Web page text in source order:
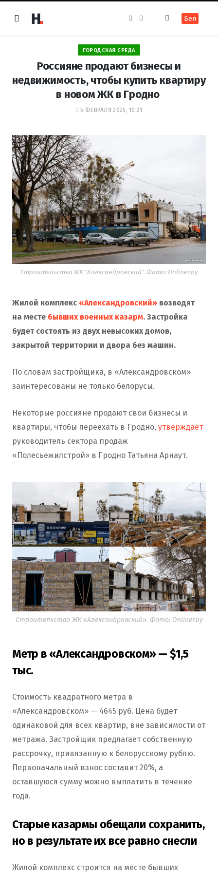
e
b
o
o
k
t
a
m
Бел
ГОРОДСКАЯ СРЕДА
Россияне продают бизнесы и
недвижимость, чтобы купить квартиру
в новом ЖК в Гродно
5 ФЕВРАЛЯ 2025, 10:21
Строительство ЖК "Александровский". Фото: Onliner.by
Жилой комплекс «Александровский» возводят
на месте бывших военных казарм. Застройка
будет состоять из двух невысоких домов,
закрытой территории и двора без машин.
По словам застройщика, в «Александровском»
заинтересованы не только белорусы.
Некоторые россияне продают свои бизнесы и
квартиры, чтобы переехать в Гродно, утверждает
руководитель сектора продаж
«Полесьежилстрой» в Гродно Татьяна Арнаут.
Строительство ЖК «Александровский». Фото: Onliner.by
Метр в «Александровском» — $1,5
тыс.
Стоимость квадратного метра в
«Александровском» — 4645 руб. Цена будет
одинаковой для всех квартир, вне зависимости от
метража. Застройщик предлагает собственную
рассрочку, привязанную к белорусскому рублю.
Первоначальный взнос составит 20%, а
оставшуюся сумму можно выплатить в течение
года.
Старые казармы обещали сохранить,
но в результате их все равно снесли
Жилой комплекс строится на месте бывших